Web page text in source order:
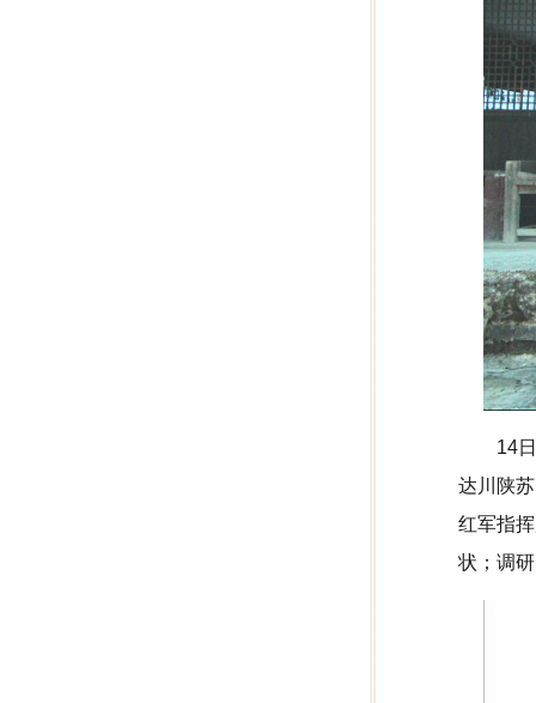
14
达川陕
红军指
状；调